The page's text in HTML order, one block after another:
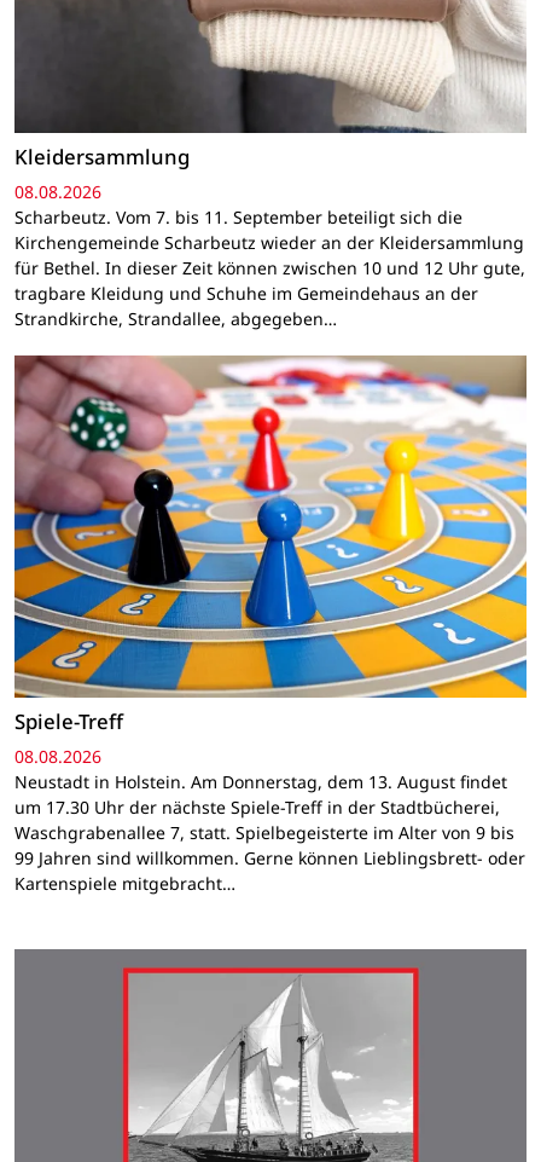
Kleidersammlung
08.08.2026
Scharbeutz. Vom 7. bis 11. September beteiligt sich die
Kirchengemeinde Scharbeutz wieder an der Kleidersammlung
für Bethel. In dieser Zeit können zwischen 10 und 12 Uhr gute,
tragbare Kleidung und Schuhe im Gemeindehaus an der
Strandkirche, Strandallee, abgegeben…
Spiele-Treff
08.08.2026
Neustadt in Holstein. Am Donnerstag, dem 13. August findet
um 17.30 Uhr der nächste Spiele-Treff in der Stadtbücherei,
Waschgrabenallee 7, statt. Spielbegeisterte im Alter von 9 bis
99 Jahren sind willkommen. Gerne können Lieblingsbrett- oder
Kartenspiele mitgebracht…